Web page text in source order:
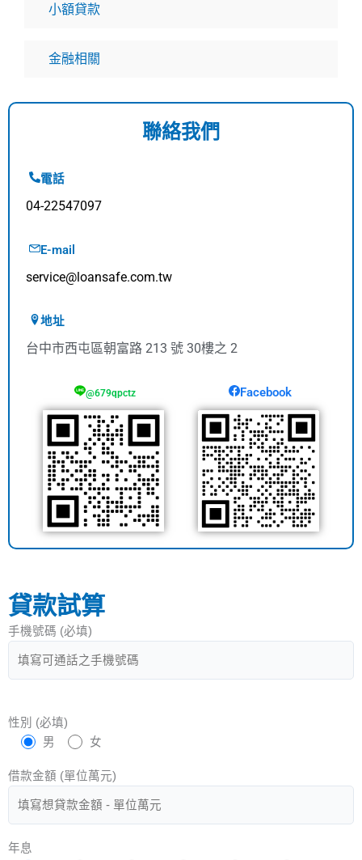
小額貸款
金融相關
聯絡我們
電話
04-22547097
E-mail
service@loansafe.com.tw
地址
台中市西屯區朝富路 213 號 30樓之 2
@679qpctz Facebook
貸款試算
手機號碼 (必填)
性別 (必填)
男
女
借款金額 (單位萬元)
年息